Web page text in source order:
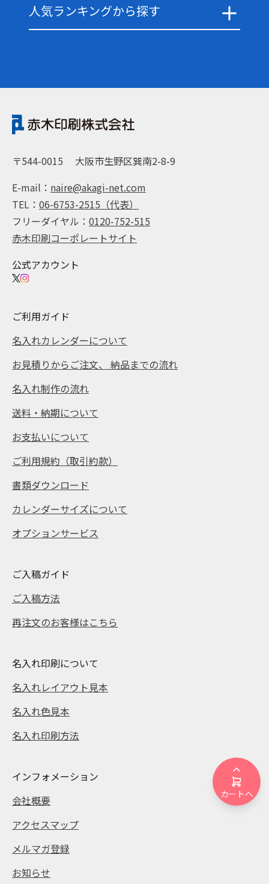
カートへ
人気ランキングから探す
〒544-0015
大阪市生野区巽南2-8-9
E-mail： naire@akagi-net.com
TEL： 06-6753-2515（代表）
フリーダイヤル： 0120-752-515
赤木印刷コーポレートサイト
公式アカウント
ご利用ガイド
名入れカレンダーについて
お見積りからご注文、 納品までの流れ
名入れ制作の流れ
送料・納期について
お支払いについて
ご利用規約（取引約款）
書類ダウンロード
カレンダーサイズについて
オプションサービス
ご入稿ガイド
ご入稿方法
再注文のお客様はこちら
名入れ印刷について
名入れレイアウト見本
名入れ色見本
名入れ印刷方法
インフォメーション
会社概要
アクセスマップ
メルマガ登録
お知らせ